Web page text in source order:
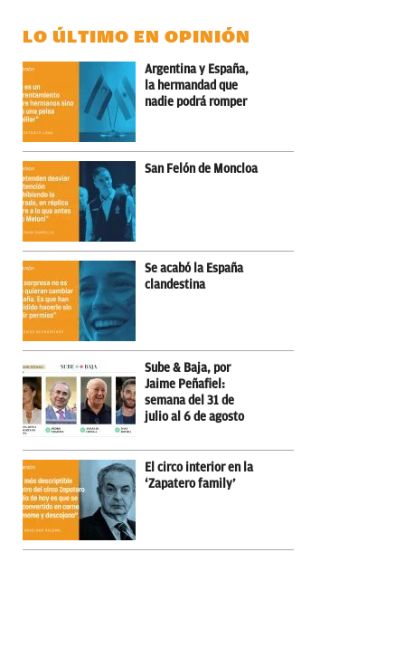
LO ÚLTIMO EN OPINIÓN
Argentina y España,
la hermandad que
nadie podrá romper
San Felón de Moncloa
Se acabó la España
clandestina
Sube & Baja, por
Jaime Peñafiel:
semana del 31 de
julio al 6 de agosto
El circo interior en la
‘Zapatero family’